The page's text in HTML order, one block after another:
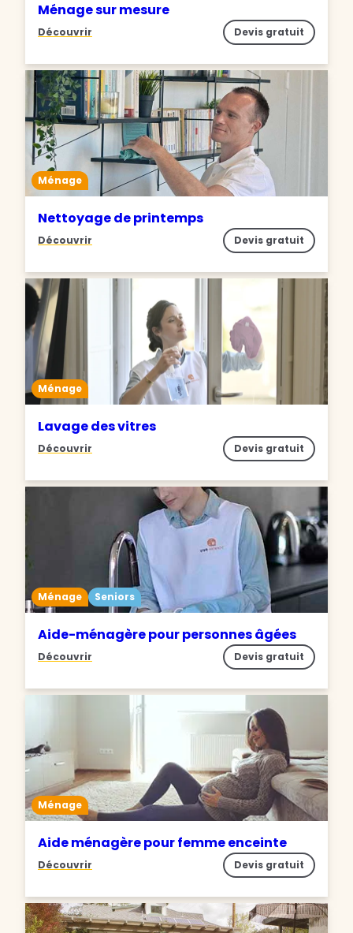
Ménage sur mesure
Découvrir Devis gratuit
Ménage
Nettoyage de printemps
Découvrir Devis gratuit
Ménage
Lavage des vitres
Découvrir Devis gratuit
Ménage Seniors
Aide-ménagère pour personnes âgées
Découvrir Devis gratuit
Ménage
Aide ménagère pour femme enceinte
Découvrir Devis gratuit